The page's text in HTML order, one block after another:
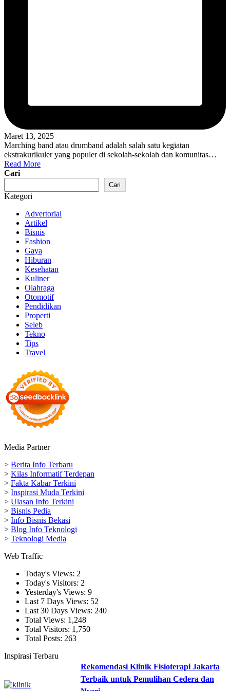
Maret 13, 2025
Marching band atau drumband adalah salah satu kegiatan
ekstrakurikuler yang populer di sekolah-sekolah dan komunitas…
Read More
Cari
Cari
Kategori
Advertorial
Artikel
Bisnis
Fashion
Gaya
Hiburan
Kesehatan
Kuliner
Olahraga
Otomotif
Pendidikan
Properti
Seleb
Tekno
Tips
Travel
Media Partner
> Berita Info Terbaru
> Kilas Informatif Terdepan
> Fakta Kabar Terkini
> Inspirasi Muda Terkini
> Ulasan Info Terkini
> Bisnis Pedia
> Info Bisnis Bekasi
> Blog Info Teknologi
> Teknologi Media
Web Traffic
Today's Views: 2
Today's Visitors: 2
Yesterday's Views: 9
Last 7 Days Views: 52
Last 30 Days Views: 240
Total Views: 1,248
Total Visitors: 1,750
Total Posts: 263
Inspirasi Terbaru
Rekomendasi Klinik Fisioterapi Jakarta
Terbaik untuk Pemulihan Cedera dan